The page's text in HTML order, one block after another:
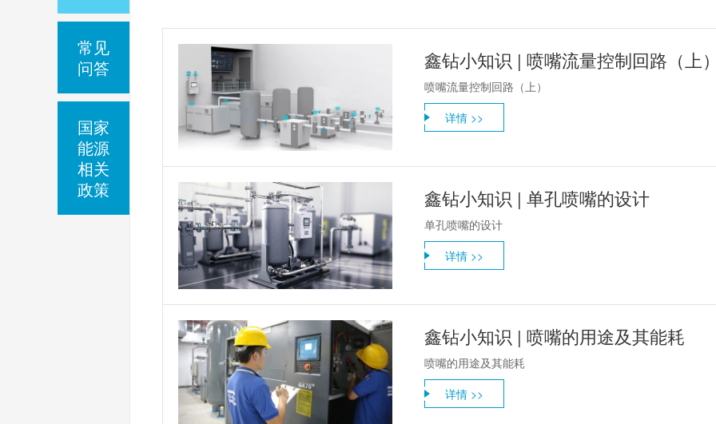
鑫钻小知识 | 喷嘴流量控制回路（上
喷嘴流量控制回路（上）
详情 >>
鑫钻小知识 | 单孔喷嘴的设计
单孔喷嘴的设计
详情 >>
鑫钻小知识 | 喷嘴的用途及其能耗
喷嘴的用途及其能耗
详情 >>
常见
问答
国家
能源
相关
政策